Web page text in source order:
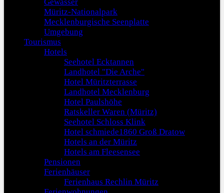
Müritz-Nationalpark
Mecklenburgische Seenplatte
Umgebung
Tourismus
Hotels
Seehotel Ecktannen
Landhotel "Die Arche"
Hotel Müritzterrasse
Landhotel Mecklenburg
Hotel Paulshöhe
Ratskeller Waren (Müritz)
Seehotel Schloss Klink
Hotel schmiede1860 Groß Dratow
Hotels an der Müritz
Hotels am Fleesensee
Pensionen
Ferienhäuser
Ferienhaus Rechlin Müritz